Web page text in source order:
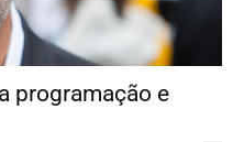
programação e